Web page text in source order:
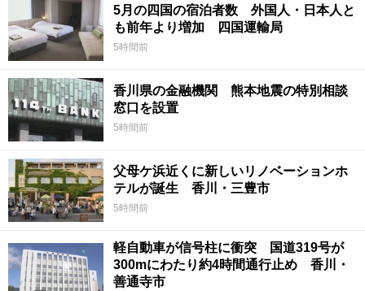
5月の四国の宿泊者数 外国人・日本人と
も前年より増加 四国運輸局
5時間前
香川県の金融機関 熊本地震の特別相談
窓口を設置
5時間前
父母ケ浜近くに新しいリノベーションホ
テルが誕生 香川・三豊市
5時間前
軽自動車が信号柱に衝突 国道319号が
300mにわたり約4時間通行止め 香川・
善通寺市